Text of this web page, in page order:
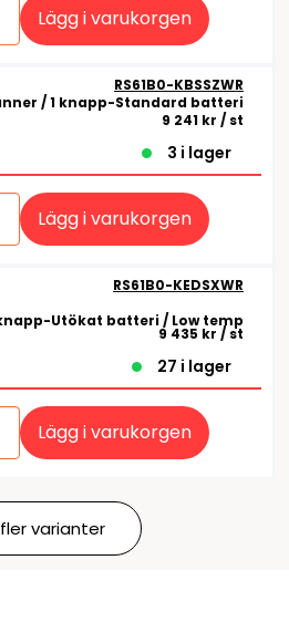
Lägg i varukorgen
RS61B0-KBSSZWR
/ 1 knapp-Standard batteri
9 241 kr / st
3 i lager
Lägg i varukorgen
RS61B0-KEDSXWR
Utökat batteri / Low temp
9 435 kr / st
27 i lager
Lägg i varukorgen
varianter